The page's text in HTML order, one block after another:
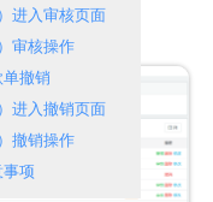
示：
）进入审核页面
审核操作
撤销
）进入撤销页面
撤销操作
项